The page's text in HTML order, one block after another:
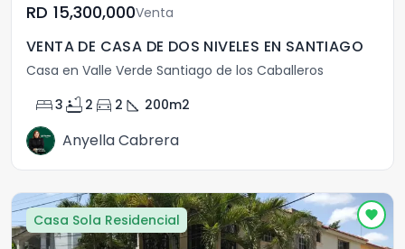
RD	15,300,000Venta
VENTA DE CASA DE DOS NIVELES EN SANTIAGO
Casa en Valle Verde Santiago de los Caballeros
bed3 bathtub 2 directions_car 2 square_foot 200m2
Anyella Cabrera
Casa Sola Residencial